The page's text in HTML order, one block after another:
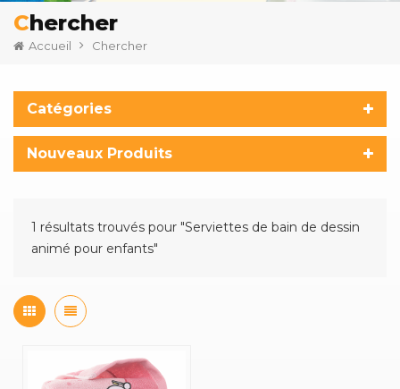
Chercher
Accueil Chercher
Catégories
Nouveaux Produits
1 résultats trouvés pour "Serviettes de bain de dessin
animé pour enfants"